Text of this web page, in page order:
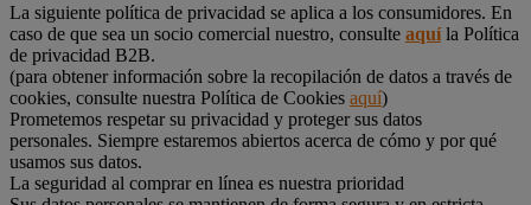
La siguiente política de privacidad se aplica a los consumidores. En
caso de que sea un socio comercial nuestro, consulte aquíla Política
de privacidad B2B.
(para obtener información sobre la recopilación de datos a través de
cookies, consulte nuestra Política de Cookies aquí)
Prometemos respetar su privacidad y proteger sus datos
personales. Siempre estaremos abiertos acerca de cómo y por qué
usamos sus datos.
La seguridad al comprar en línea es nuestra prioridad